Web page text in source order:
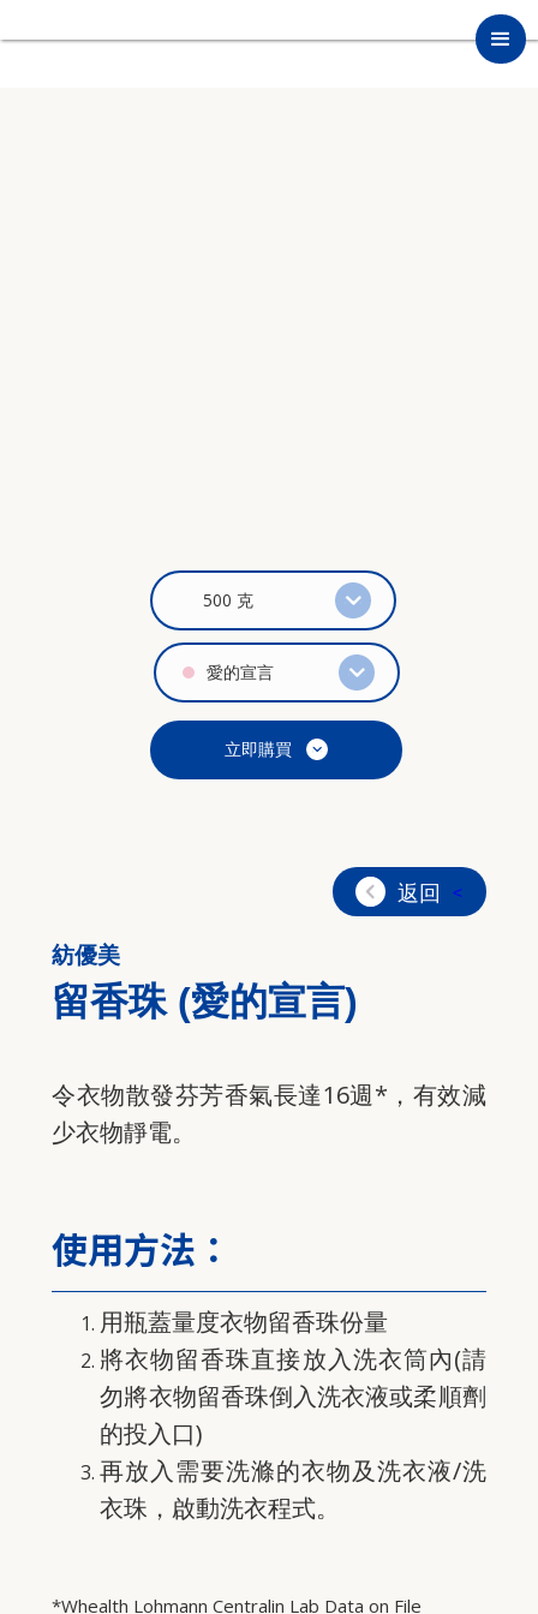
500 克
愛的宣言
立即購買
返回 <
紡優美
留香珠 (愛的宣言)
令衣物散發芬芳香氣長達16週*，有效減
少衣物靜電。
使用方法：
用瓶蓋量度衣物留香珠份量
將衣物留香珠直接放入洗衣筒內(請
勿將衣物留香珠倒入洗衣液或柔順劑
的投入口)
再放入需要洗滌的衣物及洗衣液/洗
衣珠，啟動洗衣程式。
*Whealth Lohmann Centralin Lab Data on File